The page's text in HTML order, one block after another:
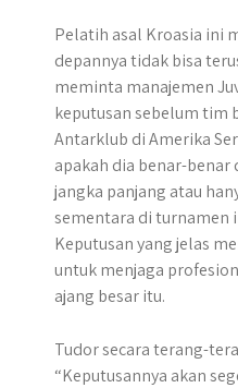
Pelatih asal Kroasia ini
depannya tidak bisa
meminta manajemen
keputusan sebelum tim
Antarklub di Amerika
apakah dia benar-
jangka panjang atau
sementara di turnamen
Keputusan yang jelas
untuk menjaga
ajang besar itu.
Tudor secara terang-
“Keputusannya akan